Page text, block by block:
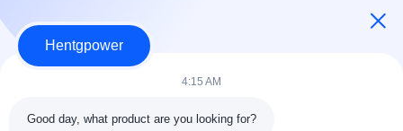
Hentgpower
4:15 AM
Good day, what product are you looking for?